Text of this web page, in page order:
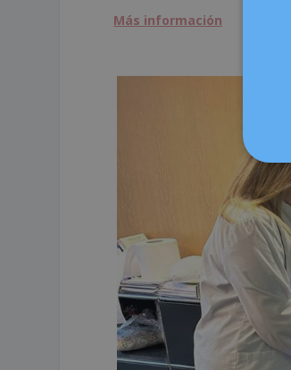
Más información